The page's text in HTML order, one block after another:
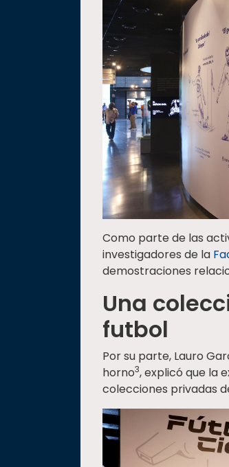
Como parte de las
investigadores de la
demostraciones
Una
futbol
Por su parte, Lauro
horno3, explicó que la
colecciones privadas